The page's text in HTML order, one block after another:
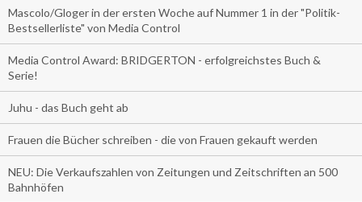
Mascolo/Gloger in der ersten Woche auf Nummer 1 in der "Politik-
Bestsellerliste" von Media Control
Media Control Award: BRIDGERTON - erfolgreichstes Buch &
Serie!
Juhu - das Buch geht ab
Frauen die Bücher schreiben - die von Frauen gekauft werden
NEU: Die Verkaufszahlen von Zeitungen und Zeitschriften an 500
Bahnhöfen